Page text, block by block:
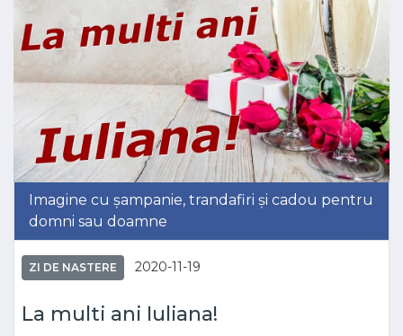
Imagine cu șampanie, trandafiri și cadou pentru
domni sau doamne
ZI DE NASTERE 2020-11-19
La multi ani Iuliana!